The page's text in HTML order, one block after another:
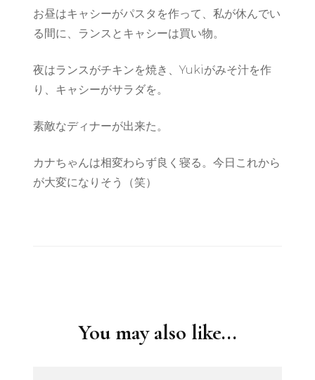
お昼はキャシーがパスタを作って、私が休んでい
る間に、ランスとキャシーは買い物。
夜はランスがチキンを焼き、Yukiがみそ汁を作
り、キャシーがサラダを。
素敵なディナーが出来た。
カナちゃんは相変わらず良く寝る。今日これから
が大変になりそう（笑）
You may also like...